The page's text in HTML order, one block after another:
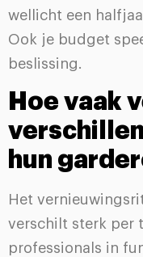
wellicht een
Ook je budget
beslissing.
Hoe vaak
hun
Het
verschilt sterk per
professionals in